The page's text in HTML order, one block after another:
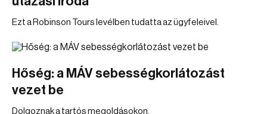
Ezt a Robinson Tours levélben tudatta az ügyfeleivel.
Hőség: a MÁV sebességkorlátozást
vezet be
Dolgoznak a tartós megoldásokon.